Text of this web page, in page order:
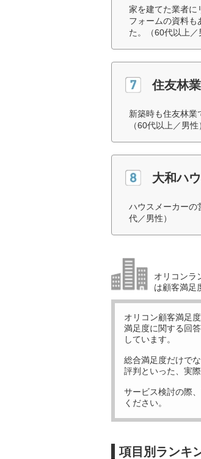
家を建てた業者に
フォームの資料も
た。（60代以上／
住友林
新築時も住友林業
（60代以上／男性
大和ハ
ハウスメーカーの
代／男性）
オリコンラ
は顧客満足
オリコン顧客満足
満足度に関する回
しています。
総合満足度だけで
評判といった、実
サービス検討の際
ください。
項目別ランキ